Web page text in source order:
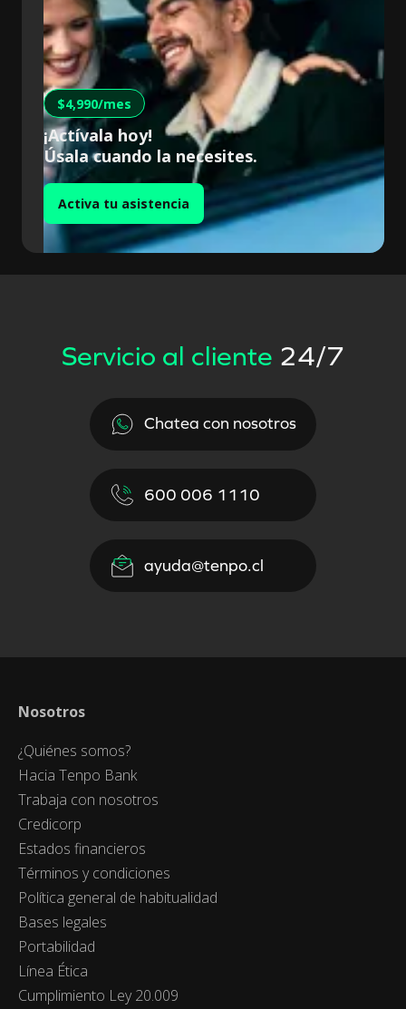
$4,990/mes
¡Actívala hoy!
Úsala cuando la necesites.
Activa tu asistencia
Servicio al cliente 24/7
Chatea con nosotros
600 006 1110
ayuda@tenpo.cl
Nosotros
¿Quiénes somos?
Hacia Tenpo Bank
Trabaja con nosotros
Credicorp
Estados financieros
Términos y condiciones
Política general de habitualidad
Bases legales
Portabilidad
Línea Ética
Cumplimiento Ley 20.009